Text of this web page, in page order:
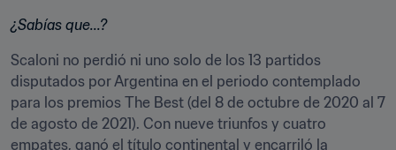
¿Sabías que...?
Scaloni no perdió ni uno solo de los 13 partidos
disputados por Argentina en el periodo contemplado
para los premios The Best (del 8 de octubre de 2020 al 7
de agosto de 2021). Con nueve triunfos y cuatro
empates, ganó el título continental y encarriló la